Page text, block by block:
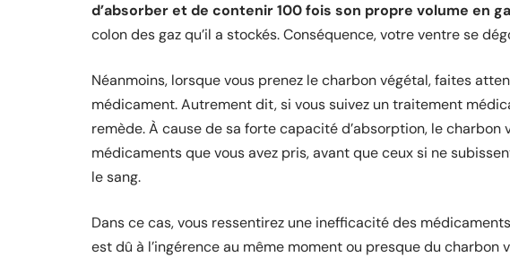
d’absorber et de contenir 100 fois son propre volume en
colon des gaz qu’il a stockés. Conséquence, votre ventre se
Néanmoins, lorsque vous prenez le charbon végétal, faites
médicament. Autrement dit, si vous suivez un traitement
remède. À cause de sa forte capacité d’absorption, le
médicaments que vous avez pris, avant que ceux si ne
le sang.
Dans ce cas, vous ressentirez une inefficacité des
est dû à l’ingérence au même moment ou presque du charbon